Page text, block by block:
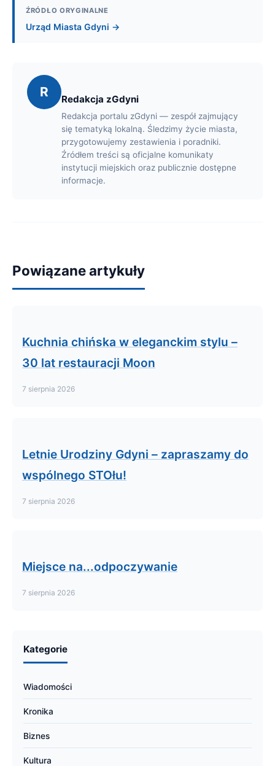
ŹRÓDŁO ORYGINALNE
Urząd Miasta Gdyni →
R Redakcja zGdyni
Redakcja portalu zGdyni — zespół zajmujący
się tematyką lokalną. Śledzimy życie miasta,
przygotowujemy zestawienia i poradniki.
Źródłem treści są oficjalne komunikaty
instytucji miejskich oraz publicznie dostępne
informacje.
Powiązane artykuły
Kuchnia chińska w eleganckim stylu –
30 lat restauracji Moon
7 sierpnia 2026
Letnie Urodziny Gdyni – zapraszamy do
wspólnego STOłu!
7 sierpnia 2026
Miejsce na...odpoczywanie
7 sierpnia 2026
Kategorie
Wiadomości
Kronika
Biznes
Kultura